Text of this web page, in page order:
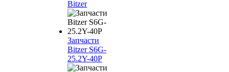
Bitzer
Запчасти
Bitzer S6G-
25.2Y-40P